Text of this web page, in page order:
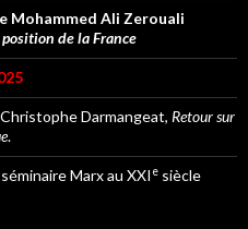
Mohammed Ali Zerouali
de la France
Darmangeat, Retour sur
.
Marx au XXI e siècle